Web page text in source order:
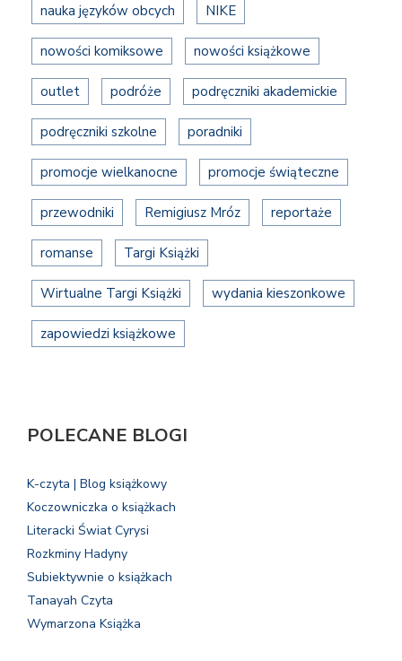
nauka języków obcych NIKE
nowości komiksowe nowości książkowe
outlet podróże podręczniki akademickie
podręczniki szkolne poradniki
promocje wielkanocne promocje świąteczne
przewodniki Remigiusz Mróz reportaże
romanse Targi Książki
Wirtualne Targi Książki wydania kieszonkowe
zapowiedzi książkowe
POLECANE BLOGI
K-czyta | Blog książkowy
Koczowniczka o książkach
Literacki Świat Cyrysi
Rozkminy Hadyny
Subiektywnie o książkach
Tanayah Czyta
Wymarzona Książka